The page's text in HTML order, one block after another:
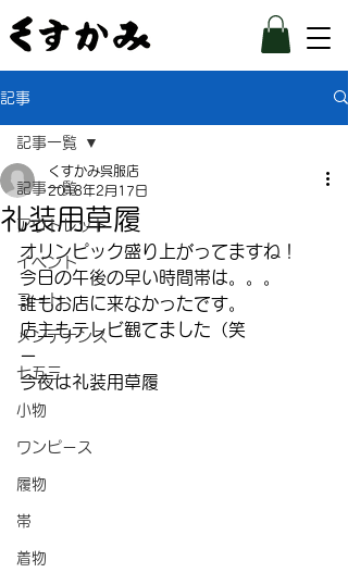
記事
記事一覧
アウトレット
イベント
コート
メンテナンス
七五三
小物
ワンピース
履物
帯
着物
記事一覧
礼装用草履
くすかみ呉服店
2018年2月17日
オリンピック盛り上がってますね！
今日の午後の早い時間帯は。。。
誰もお店に来なかったです。
店主もテレビ観てました（笑
ー
今夜は礼装用草履